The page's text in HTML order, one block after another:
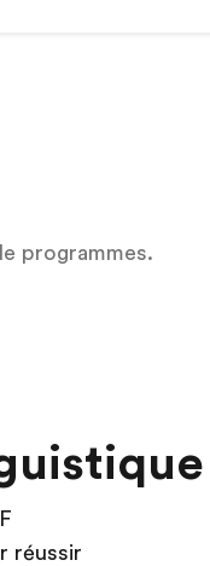
programmes.
réussir